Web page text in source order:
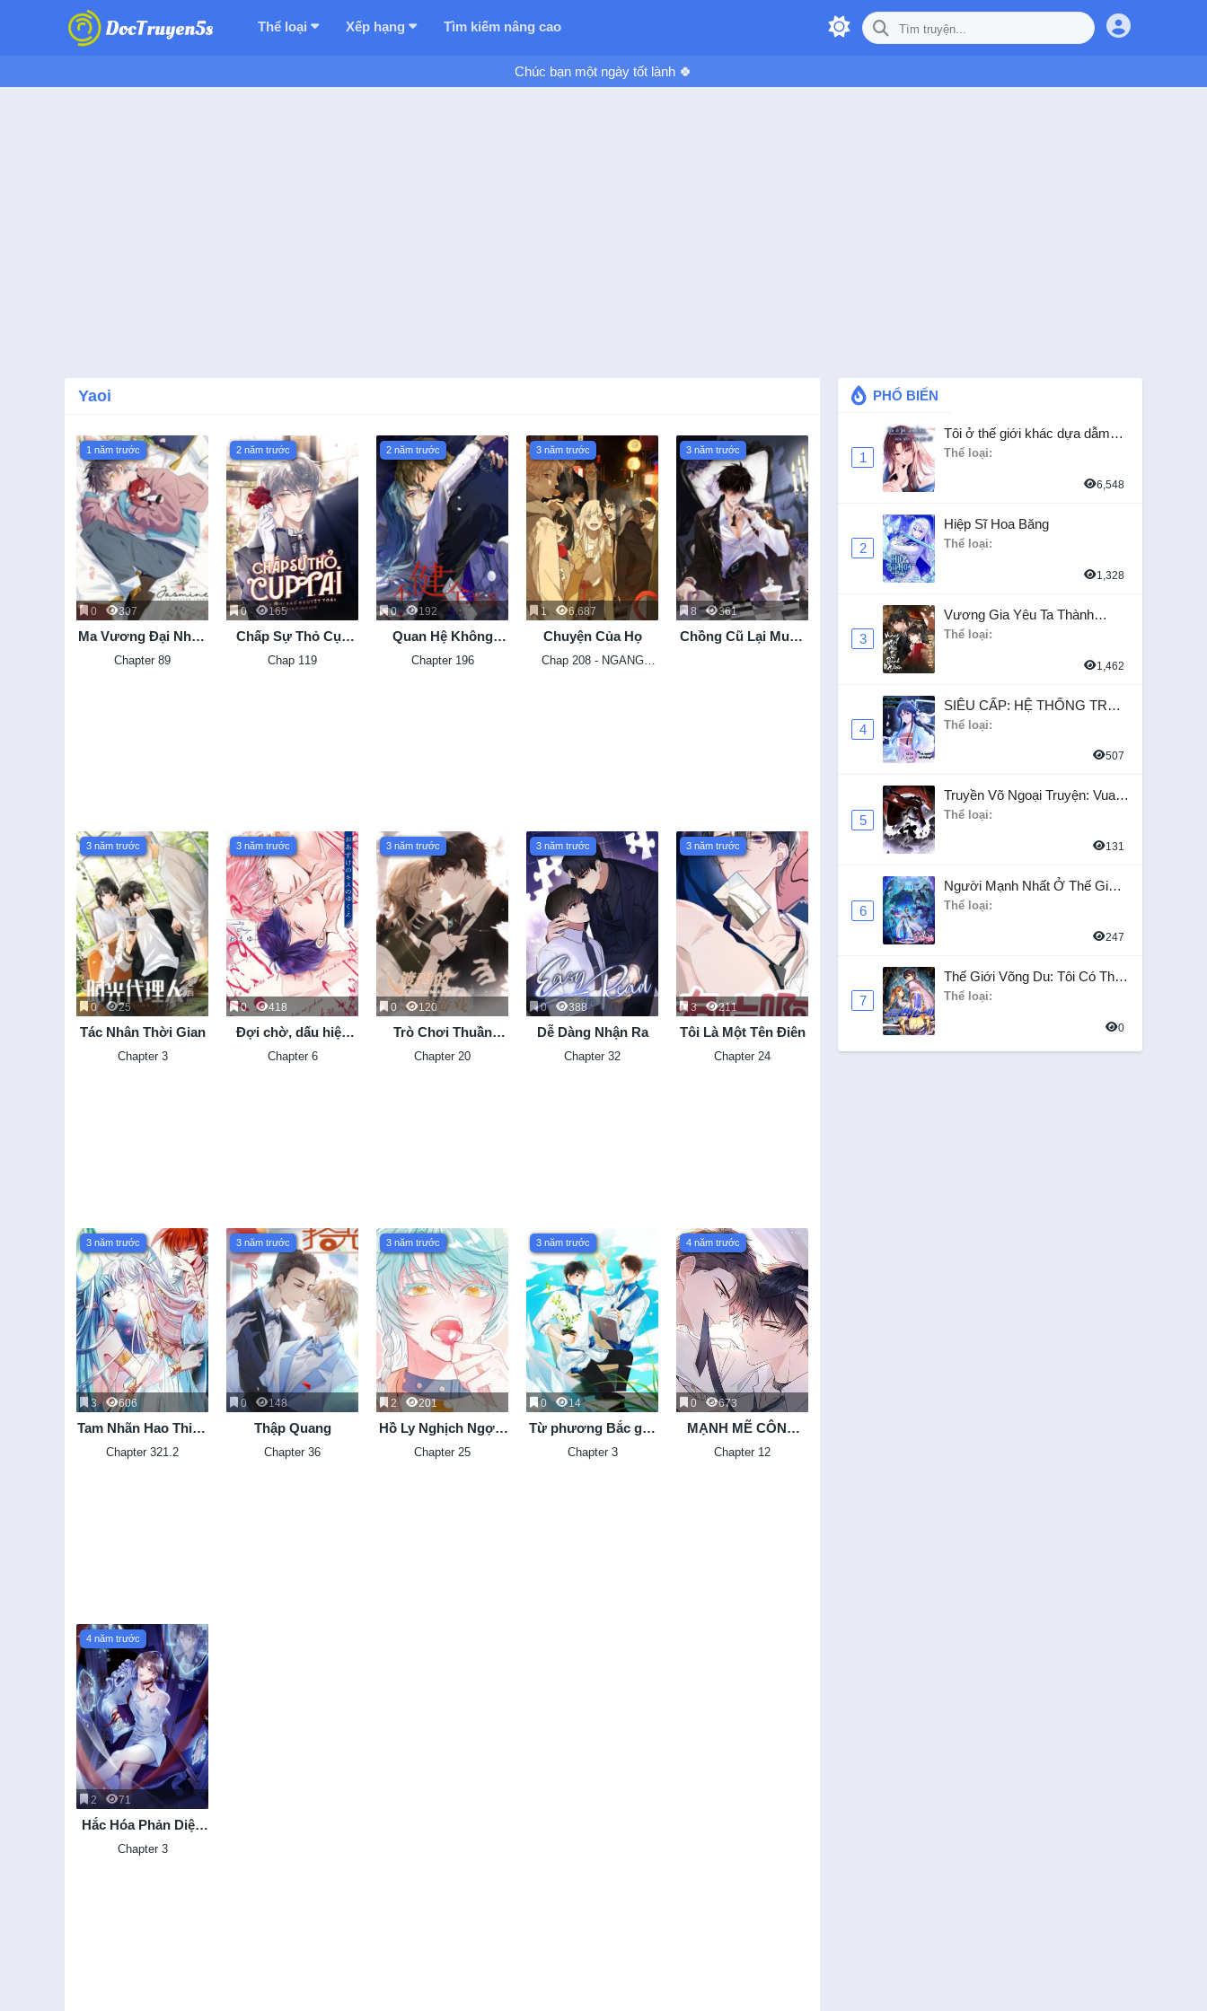
Thể loại Xếp hạng Tìm kiếm nâng cao
Chúc bạn một ngày tốt lành 🍀
Yaoi
1 năm trước
0 307
Ma Vương Đại Nhân
Luôn Trêu Chọc Tôi
Chapter 89
2 năm trước
0 165
Chấp Sự Thỏ Cụp
Tai
Chap 119
2 năm trước
0 192
Quan Hệ Không
Hoàn Hảo
Chapter 196
3 năm trước
1 6,687
Chuyện Của Họ
Chap 208 - NGANG
3 năm trước
8 361
Chồng Cũ Lại Muốn
3 năm trước
0 25
Tác Nhân Thời Gian
Chapter 3
3 năm trước
0 418
Đợi chờ, dấu hiệu
của một nụ hôn
Chapter 6
3 năm trước
0 120
Trò Chơi Thuần
Phục Của Quạ Đen
Chapter 20
3 năm trước
0 388
Dễ Dàng Nhận Ra
Chapter 32
3 năm trước
3 211
Tôi Là Một Tên Điên
Chapter 24
3 năm trước
3 606
Tam Nhãn Hao Thiên
Lục
Chapter 321.2
3 năm trước
0 148
Thập Quang
Chapter 36
3 năm trước
2 201
Hồ Ly Nghịch Ngợm
Luôn Quấn Lấy Tôi
Chapter 25
3 năm trước
0 14
Từ phương Bắc gửi
tới phương Nam
Chapter 3
4 năm trước
0 673
MẠNH MẼ CÔNG
CHIẾM
Chapter 12
4 năm trước
2 71
Hắc Hóa Phản Diện
Sủng Lên Trời
Chapter 3
PHỔ BIẾN
1
Tôi ở thế giới khác dựa dẫm
vào phụ nữ
Thể loại:
6,548
2
Hiệp Sĩ Hoa Băng
Thể loại:
1,328
3
Vương Gia Yêu Ta Thành
Nghiện
Thể loại:
1,462
4
SIÊU CẤP: HỆ THỐNG TRÀ
XANH
Thể loại:
507
5
Truyền Võ Ngoại Truyện: Vua
Cùng Tùy Tùng
Thể loại:
131
6
Người Mạnh Nhất Ở Thế Giới
Khác
Thể loại:
247
7
Thế Giới Võng Du: Tôi Có Thể
Tiến Hóa Mọi Thứ
Thể loại:
0